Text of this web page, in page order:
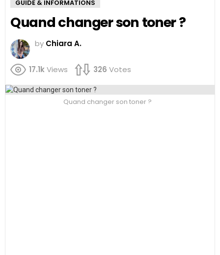
GUIDE & INFORMATIONS
Quand changer son toner ?
by Chiara A.
17.1kViews 326 Votes
Quand changer son toner ?